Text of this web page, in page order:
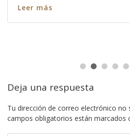
Leer más
Deja una respuesta
Tu dirección de correo electrónico no
campos obligatorios están marcados